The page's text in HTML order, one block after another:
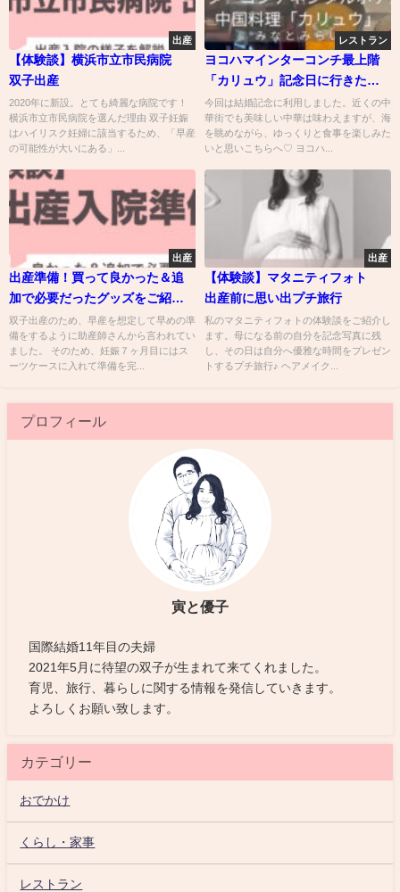
出産
【体験談】横浜市立市民病院
双子出産
2020年に新設。とても綺麗な病院です！
横浜市立市民病院を選んだ理由 双子妊娠
はハイリスク妊婦に該当するため、「早産
の可能性が大いにある」...
レストラン
ヨコハマインターコンチ最上階
「カリュウ」記念日に行きた
い！海を眺めながら味わう中国
料理！
今回は結婚記念に利用しました。近くの中
華街でも美味しい中華は味わえますが、海
を眺めながら、ゆっくりと食事を楽しみた
いと思いこちらへ♡ ヨコハ...
出産
出産準備！買って良かった＆追
加で必要だったグッズをご紹
介
双子出産のため、早産を想定して早めの準
備をするように助産師さんから言われてい
ました。 そのため、妊娠７ヶ月目にはス
ーツケースに入れて準備を完...
出産
【体験談】マタニティフォト
出産前に思い出プチ旅行
私のマタニティフォトの体験談をご紹介し
ます。母になる前の自分を記念写真に残
し、その日は自分へ優雅な時間をプレゼン
トするプチ旅行♪ ヘアメイク...
プロフィール
寅と優子
国際結婚11年目の夫婦
2021年5月に待望の双子が生まれて来てくれました。
育児、旅行、暮らしに関する情報を発信していきます。
よろしくお願い致します。
カテゴリー
おでかけ
くらし・家事
レストラン